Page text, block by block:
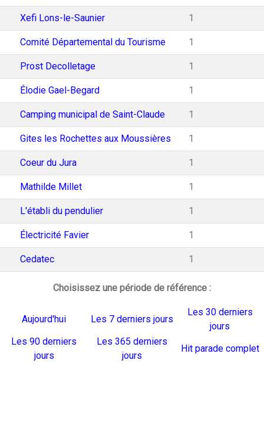
Xefi Lons-le-Saunier 1
Comité Départemental du Tourisme 1
Prost Decolletage 1
Élodie Gael-Begard 1
Camping municipal de Saint-Claude 1
Gites les Rochettes aux Moussières 1
Coeur du Jura 1
Mathilde Millet 1
L'établi du pendulier 1
Électricité Favier 1
Cedatec 1
Choisissez une période de référence :
Aujourd'hui Les 7 derniers jours
Les 30 derniers
jours
Les 90 derniers
jours
Les 365 derniers
jours
Hit parade complet